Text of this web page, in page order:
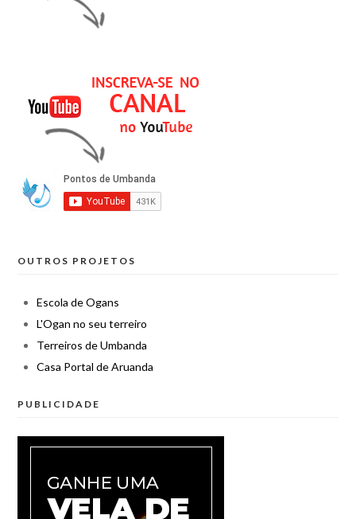
OUTROS PROJETOS
Escola de Ogans
L'Ogan no seu terreiro
Terreiros de Umbanda
Casa Portal de Aruanda
PUBLICIDADE